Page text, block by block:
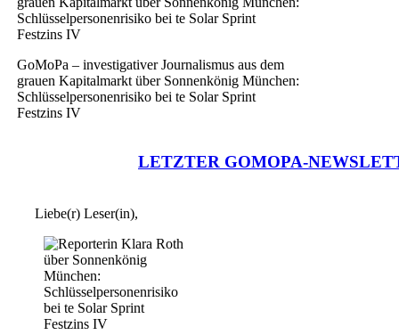
GoMoPa – investigativer Journalismus aus dem
grauen Kapitalmarkt über Sonnenkönig München:
Schlüsselpersonenrisiko bei te Solar Sprint
Festzins IV
LETZTER GOMOPA-
Liebe(r) Leser(in),